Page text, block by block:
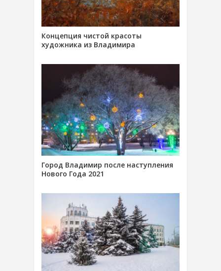
Концепция чистой красоты
художника из Владимира
Город Владимир после наступления
Нового Года 2021